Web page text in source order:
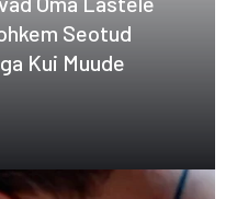
Seotud
Kui Muude